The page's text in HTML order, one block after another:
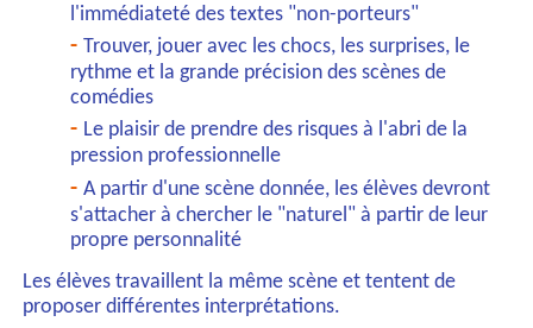
l'immédiateté des textes "non-porteurs"
Trouver, jouer avec les chocs, les surprises, le
rythme et la grande précision des scènes de
comédies
Le plaisir de prendre des risques à l'abri de la
pression professionnelle
A partir d'une scène donnée, les élèves devront
s'attacher à chercher le "naturel" à partir de leur
propre personnalité
Les élèves travaillent la même scène et tentent de
proposer différentes interprétations.